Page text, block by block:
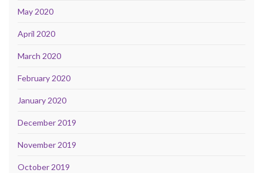
May 2020
April 2020
March 2020
February 2020
January 2020
December 2019
November 2019
October 2019